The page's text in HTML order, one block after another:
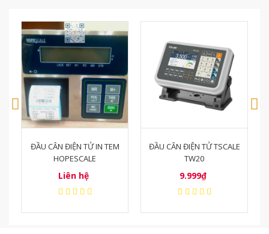
ĐẦU CÂN ĐIỆN TỬ TSCALE
TW20
9.999₫
ĐẦU CÂN RICELAKE 880
Liên hệ